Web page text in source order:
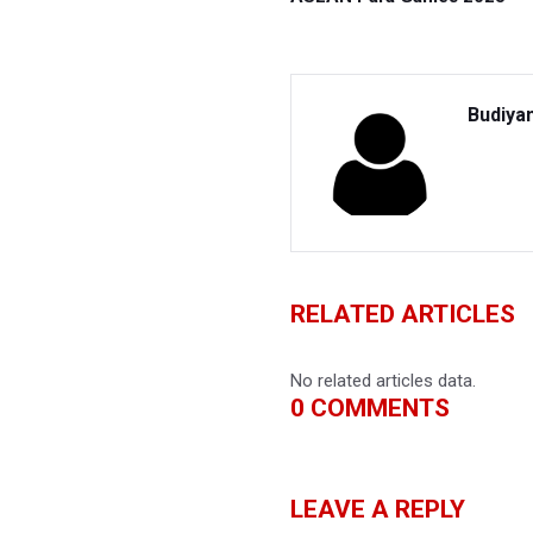
RELATED ARTICLES
No related articles data.
0 COMMENTS
LEAVE A REPLY